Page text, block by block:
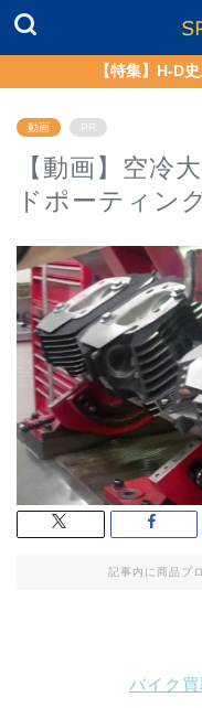
【特集】H-D
動画 PR
【動画】空冷
ドポーティン
記事内に商品プ
バイク